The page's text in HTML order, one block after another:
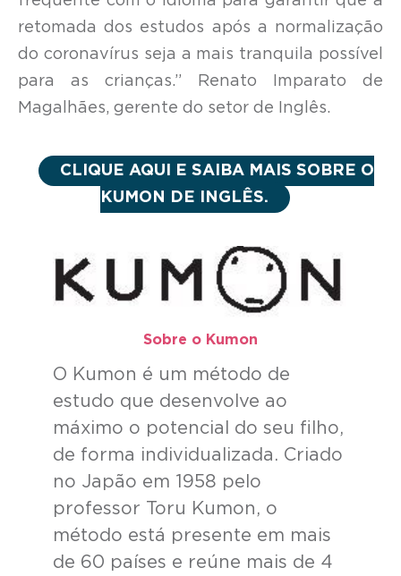
retomada dos estudos após a normalização
do coronavírus seja a mais tranquila possível
para as crianças.”
Renato Imparato de
Magalhães, gerente do setor de Inglês.
CLIQUE AQUI E SAIBA MAIS SOBRE O
KUMON DE INGLÊS.
Sobre o Kumon​
O Kumon é um método de
estudo que desenvolve ao
máximo o potencial do seu filho,
de forma individualizada. Criado
no Japão em 1958 pelo
professor Toru Kumon, o
método está presente em mais
de 60 países e reúne mais de 4